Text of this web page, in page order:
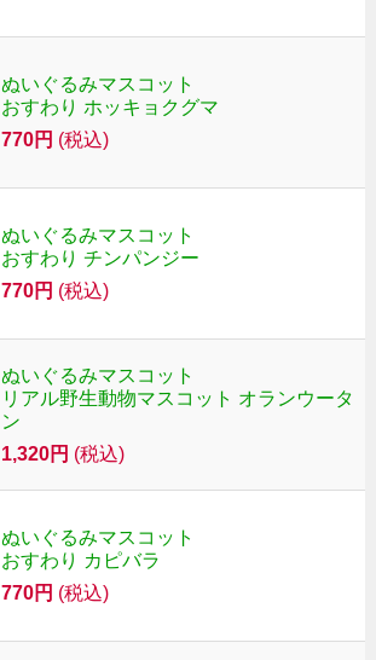
ぬいぐるみマスコット
おすわり ホッキョクグマ
770円 (税込)
ぬいぐるみマスコット
おすわり チンパンジー
770円 (税込)
ぬいぐるみマスコット
リアル野生動物マスコット オランウータ
ン
1,320円 (税込)
ぬいぐるみマスコット
おすわり カピバラ
770円 (税込)